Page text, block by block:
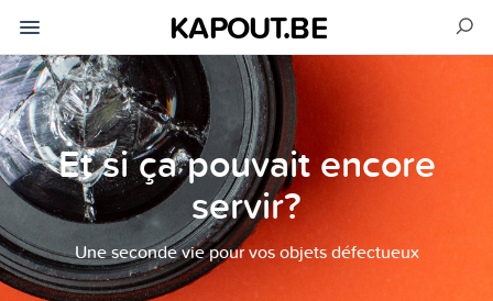
KAPOUT.BE
Et si ça pouvait encore
servir?
Une seconde vie pour vos objets défectueux